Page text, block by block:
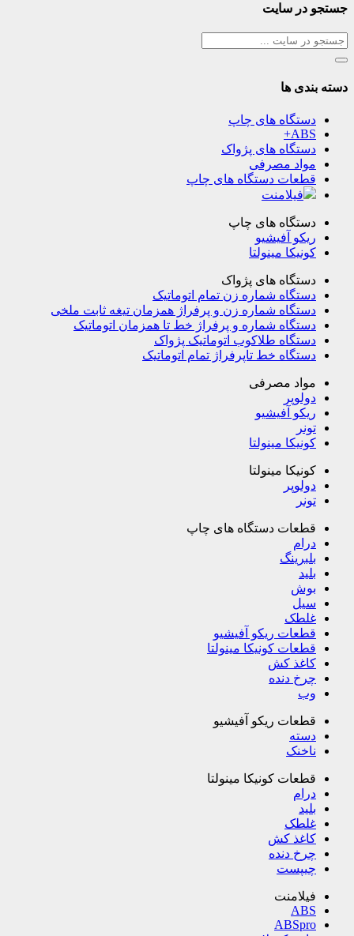
جستجو در سایت
دسته بندی ها
دستگاه های چاپ
ABS+
دستگاه های پژواک
مواد مصرفی
قطعات دستگاه های چاپ
فیلامنت
دستگاه های چاپ
ریکو آفیشیو
کونیکا مینولتا
دستگاه های پژواک
دستگاه شماره زن تمام اتوماتیک
دستگاه شماره زن و پرفراژ همزمان تیغه ثابت ملخی
دستگاه شماره و پرفراژ خط تا همزمان اتوماتیک
دستگاه طلاکوب اتوماتیک پژواک
دستگاه خط تاپرفراژ تمام اتوماتیک
مواد مصرفی
دولوپر
ریکو آفیشیو
تونر
کونیکا مینولتا
کونیکا مینولتا
دولوپر
تونر
قطعات دستگاه های چاپ
درام
بلبرینگ
بلید
بوش
سیل
غلطک
قطعات ریکو آفیشیو
قطعات کونیکا مینولتا
کاغذ کش
چرخ دنده
وب
قطعات ریکو آفیشیو
دسته
ناخنک
قطعات کونیکا مینولتا
درام
بلید
غلطک
کاغذ کش
چرخ دنده
چیپست
فیلامنت
ABS
ABSpro